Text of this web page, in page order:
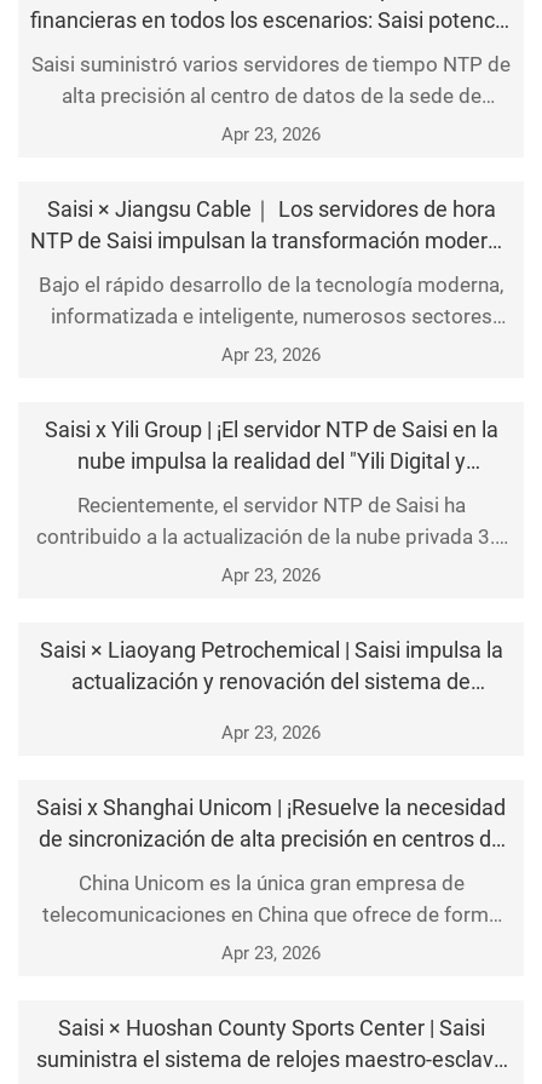
financieras en todos los escenarios: Saisi potencia
la operación precisa del Banco Popular de China
Saisi suministró varios servidores de tiempo NTP de
alta precisión al centro de datos de la sede de
Shanghái del Banco Popular de China, garantizando
Apr 23, 2026
Saisi × Jiangsu Cable｜ Los servidores de hora
NTP de Saisi impulsan la transformación moderna
de Jiangsu Cable
Bajo el rápido desarrollo de la tecnología moderna,
informatizada e inteligente, numerosos sectores
están evolucionando hacia la digitalización y la
(en adelante «Jiang
Apr 23, 2026
Saisi x Yili Group | ¡El servidor NTP de Saisi en la
nube impulsa la realidad del "Yili Digital y
Inteligente"!
Recientemente, el servidor NTP de Saisi ha
contribuido a la actualización de la nube privada 3.0
del Grupo Yili, acelerando la materialización del "Yili
Apr 23, 2026
Saisi × Liaoyang Petrochemical | Saisi impulsa la
actualización y renovación del sistema de
Apr 23, 2026
Saisi x Shanghai Unicom | ¡Resuelve la necesidad
de sincronización de alta precisión en centros de
datos IDC con equipos de comunicación 5G de
Saisi!
China Unicom es la única gran empresa de
telecomunicaciones en China que ofrece de forma
integral todos los servicios de telecomunicaciones.
China, Sucursal de Sh
Apr 23, 2026
Saisi × Huoshan County Sports Center | Saisi
suministra el sistema de relojes maestro-esclavo